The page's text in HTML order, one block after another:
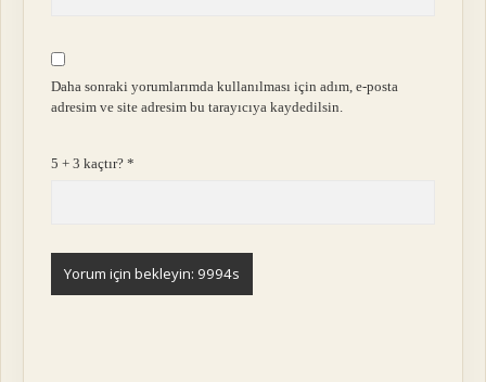
Daha sonraki yorumlarımda kullanılması için adım, e-posta
adresim ve site adresim bu tarayıcıya kaydedilsin.
5 + 3 kaçtır?*